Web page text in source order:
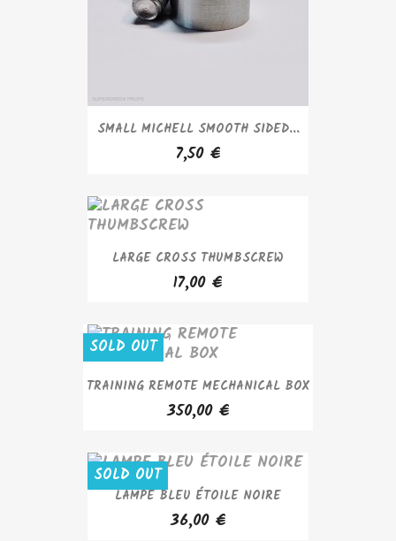
SMALL MICHELL SMOOTH SIDED...
7,50 €
LARGE CROSS THUMBSCREW
17,00 €
TRAINING REMOTE MECHANICAL BOX
350,00 €
SOLD OUT
LAMPE BLEU ÉTOILE NOIRE
36,00 €
SOLD OUT